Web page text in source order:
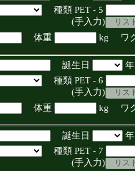
種類 PET - 5
入力)
体重 kg ワ
誕生日
種類 PET - 6
入力)
体重 kg ワ
誕生日
種類 PET - 7
入力)